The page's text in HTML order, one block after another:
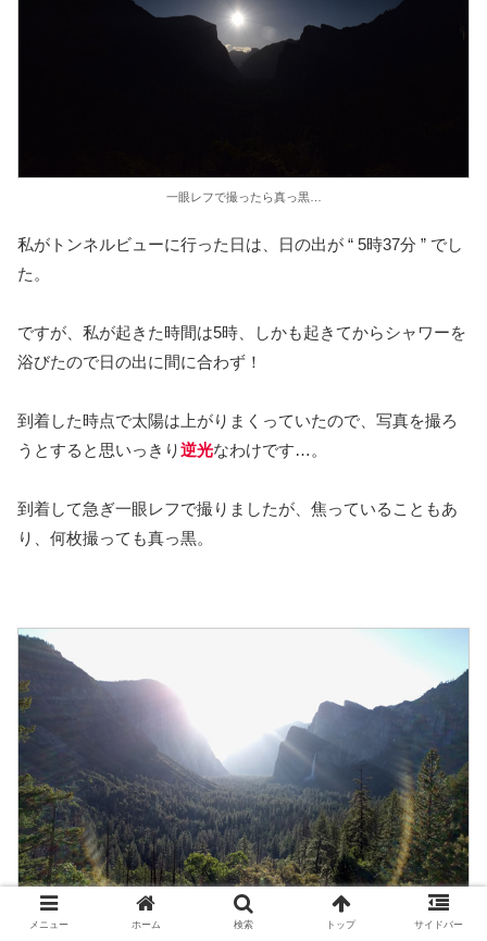
一眼レフで撮ったら真っ黒…
私がトンネルビューに行った日は、日の出が “ 5時37分 ” でし
た。
ですが、私が起きた時間は5時、しかも起きてからシャワーを
浴びたので日の出に間に合わず！
到着した時点で太陽は上がりまくっていたので、写真を撮ろ
うとすると思いっきり逆光なわけです…。
到着して急ぎ一眼レフで撮りましたが、焦っていることもあ
り、何枚撮っても真っ黒。
メニュー ホーム 検索 トップ サイドバー